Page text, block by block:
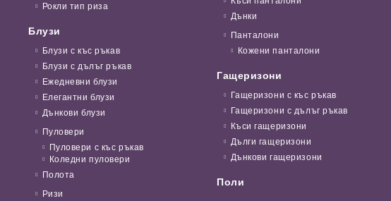
Рокли тип риза
Блузи
Блузи с къс ръкав
Блузи с дълъг ръкав
Ежедневни блузи
Елегантни блузи
Дънкови блузи
Пуловери
Пуловери с къс ръкав
Коледни пуловери
Полота
Ризи
Дънки
Панталони
Кожени панталони
Гащеризони
Гащеризони с къс ръкав
Гащеризони с дълъг ръкав
Къси гащеризони
Дълги гащеризони
Дънкови гащеризони
Поли